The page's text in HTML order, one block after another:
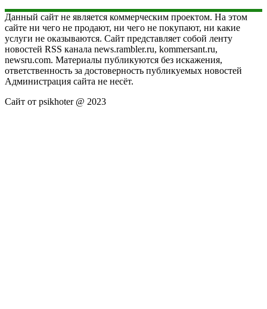
Данный сайт не является коммерческим проектом. На этом
сайте ни чего не продают, ни чего не покупают, ни какие
услуги не оказываются. Сайт представляет собой ленту
новостей RSS канала news.rambler.ru, kommersant.ru,
newsru.com. Материалы публикуются без искажения,
ответственность за достоверность публикуемых новостей
Администрация сайта не несёт.
Сайт от psikhoter @ 2023